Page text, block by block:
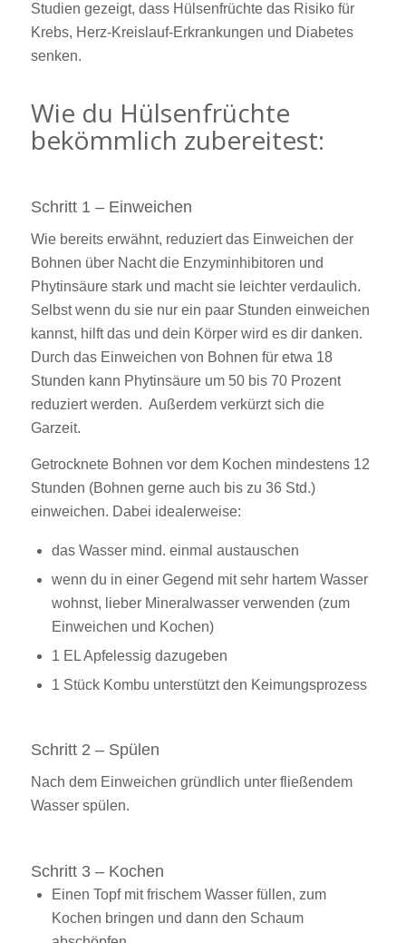
Studien gezeigt, dass Hülsenfrüchte das Risiko für
Krebs, Herz-Kreislauf-Erkrankungen und Diabetes
senken.
Wie du Hülsenfrüchte
bekömmlich zubereitest:
Schritt 1 – Einweichen
Wie bereits erwähnt, reduziert das Einweichen der
Bohnen über Nacht die Enzyminhibitoren und
Phytinsäure stark und macht sie leichter verdaulich.
Selbst wenn du sie nur ein paar Stunden einweichen
kannst, hilft das und dein Körper wird es dir danken.
Durch das Einweichen von Bohnen für etwa 18
Stunden kann Phytinsäure um 50 bis 70 Prozent
reduziert werden. Außerdem verkürzt sich die
Garzeit.
Getrocknete Bohnen vor dem Kochen mindestens 12
Stunden (Bohnen gerne auch bis zu 36 Std.)
einweichen. Dabei idealerweise:
das Wasser mind. einmal austauschen
wenn du in einer Gegend mit sehr hartem Wasser
wohnst, lieber Mineralwasser verwenden (zum
Einweichen und Kochen)
1 EL Apfelessig dazugeben
1 Stück Kombu unterstützt den Keimungsprozess
Schritt 2 – Spülen
Nach dem Einweichen gründlich unter fließendem
Wasser spülen.
Schritt 3 – Kochen
Einen Topf mit frischem Wasser füllen, zum
Kochen bringen und dann den Schaum